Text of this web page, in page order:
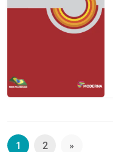
1 2 »